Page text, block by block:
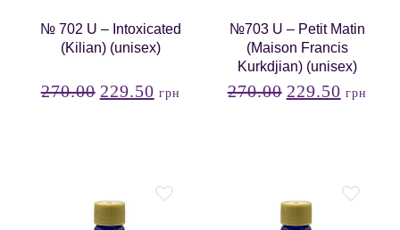
№ 702 U – Intoxicated
(Kilian) (unisex)
270.00 229.50 грн
№703 U – Petit Matin
(Maison Francis
Kurkdjian) (unisex)
270.00 229.50 грн